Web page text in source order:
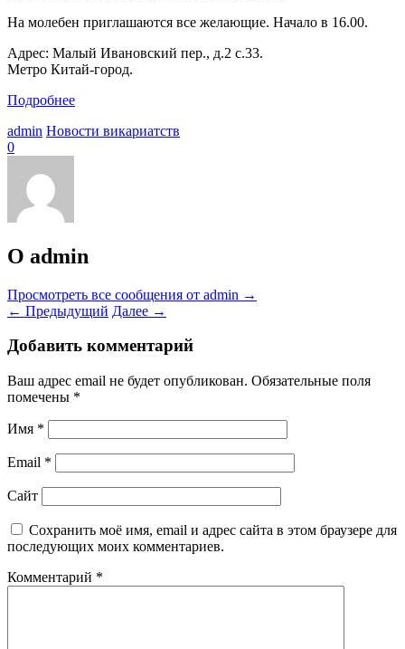
На молебен приглашаются все желающие. Начало в 16.00.
Адрес: Малый Ивановский пер., д.2 с.33.
Метро Китай-город.
Подробнее
admin Новости викариатств
0
О admin
Просмотреть все сообщения от admin →
← Предыдущий Далее →
Добавить комментарий
Ваш адрес email не будет опубликован. Обязательные поля
помечены *
Имя *
Email *
Сайт
Сохранить моё имя, email и адрес сайта в этом браузере для
последующих моих комментариев.
Комментарий *